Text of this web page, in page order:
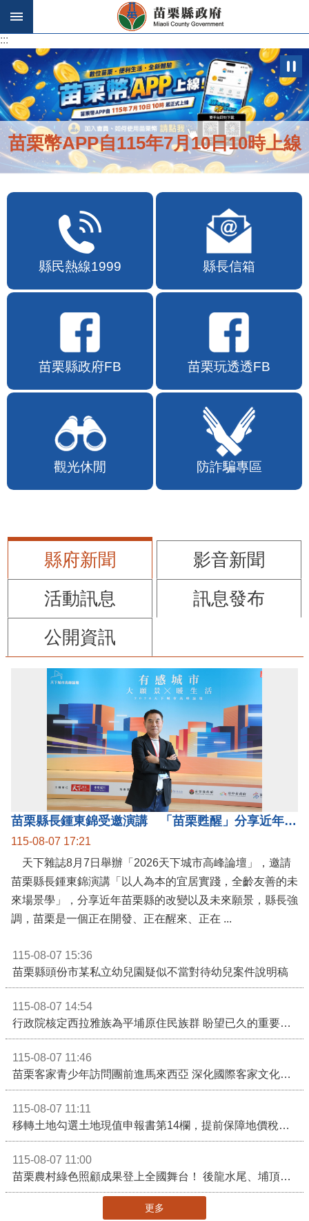
跳到主要內容區塊
:::
苗栗幣APP自115年7月10日10時上線
縣民熱線1999 縣長信箱
苗栗縣政府FB 苗栗玩透透FB
觀光休閒 防詐騙專區
縣府新聞
影音新聞
活動訊息
訊息發布
公開資訊
苗栗縣長鍾東錦受邀演講 「苗栗甦醒」分享近年轉變
115-08-07 17:21
天下雜誌8月7日舉辦「2026天下城市高峰論壇」，邀請
苗栗縣長鍾東錦演講「以人為本的宜居實踐，全齡友善的未
來場景學」，分享近年苗栗縣的改變以及未來願景，縣長強
調，苗栗是一個正在開發、正在醒來、正在 ...
115-08-07 15:36
苗栗縣頭份市某私立幼兒園疑似不當對待幼兒案件說明稿
115-08-07 14:54
行政院核定西拉雅族為平埔原住民族群 盼望已久的重要時刻到來！8月13日起受理民族成員名冊登記
115-08-07 11:46
苗栗客家青少年訪問團前進馬來西亞 深化國際客家文化交流
115-08-07 11:11
移轉土地勾選土地現值申報書第14欄，提前保障地價稅節稅權益
115-08-07 11:00
苗栗農村綠色照顧成果登上全國舞台！ 後龍水尾、埔頂社區前進2026高齡健康產業博覽會
更多